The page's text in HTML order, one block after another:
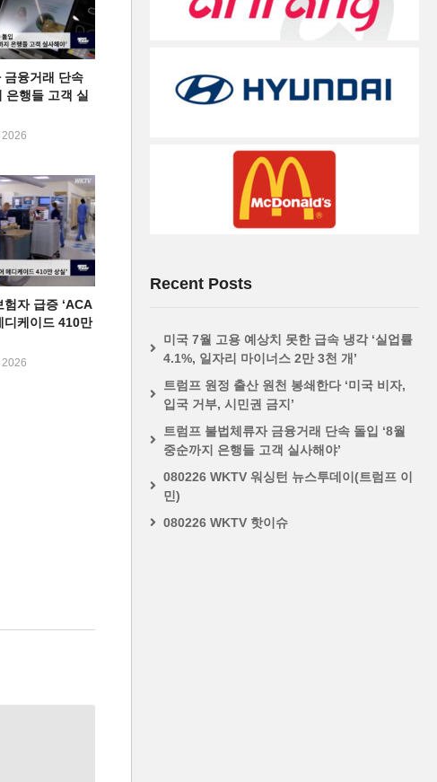
금융거래 단속
은행들 고객 실
2026
자 급증 ‘ACA
디케이드 410만
2026
Recent Posts
미국 7월 고용 예상치 못한 급속 냉각 ‘실업률
4.1%, 일자리 마이너스 2만 3천 개’
트럼프 원정 출산 원천 봉쇄한다 ‘미국 비자,
입국 거부, 시민권 금지’
트럼프 불법체류자 금융거래 단속 돌입 ‘8월
중순까지 은행들 고객 실사해야’
080226 WKTV 워싱턴 뉴스투데이(트럼프 이
민)
080226 WKTV 핫이슈